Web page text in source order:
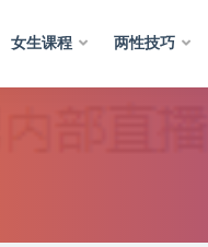
女生课程 两性技巧